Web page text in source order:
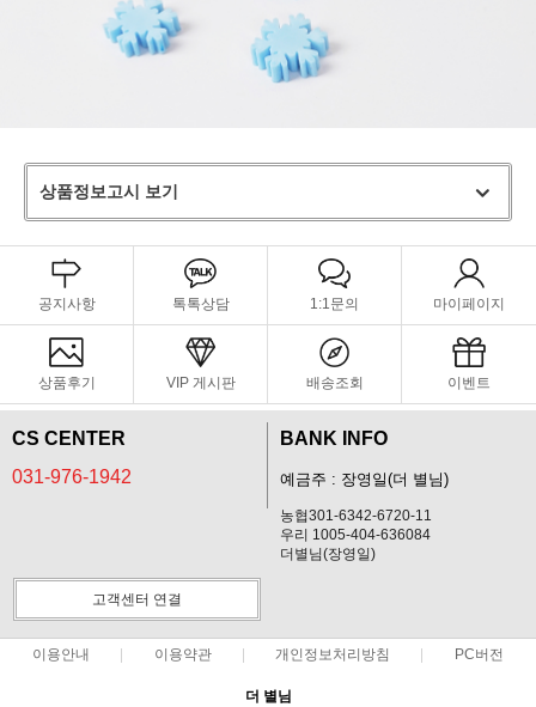
상품정보고시 보기
공지사항 톡톡상담 1:1문의 마이페이지
상품후기 VIP 게시판 배송조회 이벤트
CS CENTER
031-976-1942
BANK INFO
예금주 : 장영일(더 별님)
농협301-6342-6720-11
우리 1005-404-636084
더별님(장영일)
고객센터 연결
이용안내 이용약관 개인정보처리방침 PC버전
더 별님